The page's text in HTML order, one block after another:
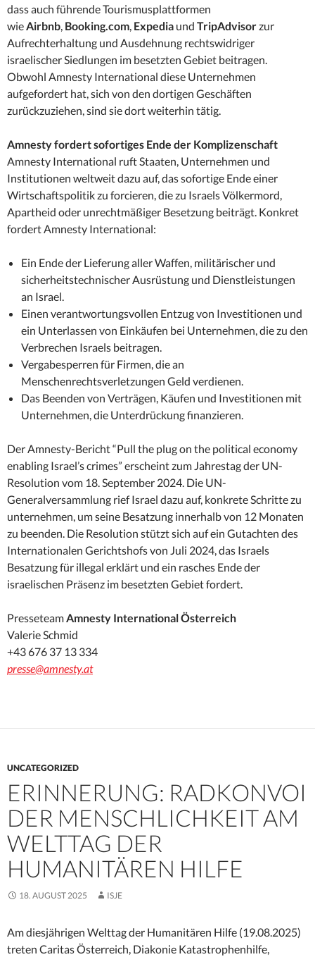
dass auch führende Tourismusplattformen
wieAirbnb, Booking.com, Expedia und TripAdvisorzur
Aufrechterhaltung und Ausdehnung rechtswidriger
israelischer Siedlungen im besetzten Gebiet beitragen.
Obwohl Amnesty International diese Unternehmen
aufgefordert hat, sich von den dortigen Geschäften
zurückzuziehen, sind sie dort weiterhin tätig.
Amnesty fordert sofortiges Ende der Komplizenschaft
Amnesty International ruft Staaten, Unternehmen und
Institutionen weltweit dazu auf, das sofortige Ende einer
Wirtschaftspolitik zu forcieren, die zu Israels Völkermord,
Apartheid oder unrechtmäßiger Besetzung beiträgt. Konkret
fordert Amnesty International:
Ein Ende der Lieferung aller Waffen, militärischer und
sicherheitstechnischer Ausrüstung und Dienstleistungen
an Israel.
Einen verantwortungsvollen Entzug von Investitionen und
ein Unterlassen von Einkäufen bei Unternehmen, die zu den
Verbrechen Israels beitragen.
Vergabesperren für Firmen, die an
Menschenrechtsverletzungen Geld verdienen.
Das Beenden von Verträgen, Käufen und Investitionen mit
Unternehmen, die Unterdrückung finanzieren.
Der Amnesty-Bericht “Pull the plug on the political economy
enabling Israel’s crimes” erscheint zum Jahrestag der UN-
Resolution vom 18. September 2024. Die UN-
Generalversammlung rief Israel dazu auf, konkrete Schritte zu
unternehmen, um seine Besatzung innerhalb von 12 Monaten
zu beenden. Die Resolution stützt sich auf ein Gutachten des
Internationalen Gerichtshofs von Juli 2024, das Israels
Besatzung für illegal erklärt und ein rasches Ende der
israelischen Präsenz im besetzten Gebiet fordert.
PresseteamAmnesty International Österreich
Valerie Schmid
+43 676 37 13 334
presse@amnesty.at
UNCATEGORIZED
ERINNERUNG: RADKONVOI
DER MENSCHLICHKEIT AM
WELTTAG DER
HUMANITÄREN HILFE
18. AUGUST 2025 ISJE
Am diesjährigen Welttag der Humanitären Hilfe (19.08.2025)
treten Caritas Österreich, Diakonie Katastrophenhilfe,